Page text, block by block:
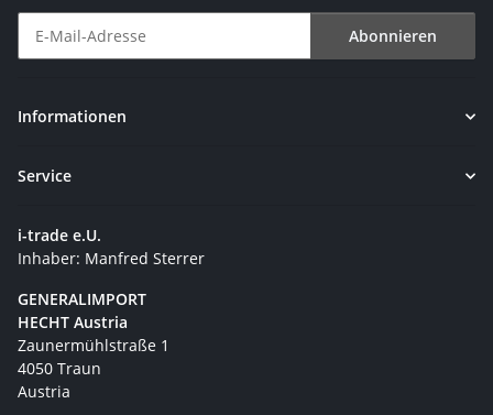
Abonnieren
Informationen
Service
i-trade e.U.
Inhaber: Manfred Sterrer
GENERALIMPORT
HECHT Austria
Zaunermühlstraße 1
4050 Traun
Austria